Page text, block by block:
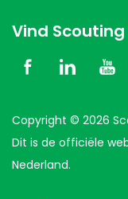
Vind Scouting
Copyright © 2026
Dit is de officiële
Nederland.